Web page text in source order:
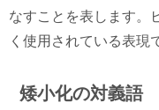
なすことを表します。
く使用されている表現
矮小化の対義語